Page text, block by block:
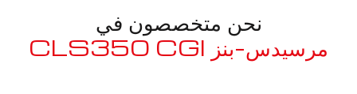
نحن متخصصون في
مرسيدس-بنز CLS350 CGI